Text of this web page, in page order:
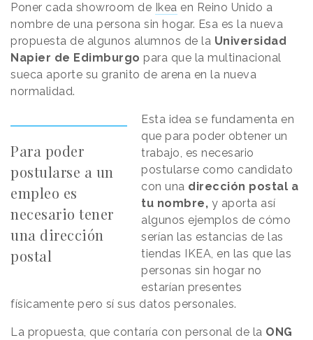
Poner cada showroom de Ikea en Reino Unido a
nombre de una persona sin hogar. Esa es la nueva
propuesta de algunos alumnos de la Universidad
Napier de Edimburgo para que la multinacional
sueca aporte su granito de arena en la nueva
normalidad.
Para poder
postularse a un
empleo es
necesario tener
una dirección
postal
Esta idea se fundamenta en
que para poder obtener un
trabajo, es necesario
postularse como candidato
con una dirección postal a
tu nombre, y aporta así
algunos ejemplos de cómo
serían las estancias de las
tiendas IKEA, en las que las
personas sin hogar no
estarían presentes
físicamente pero sí sus datos personales.
La propuesta, que contaría con personal de la ONG